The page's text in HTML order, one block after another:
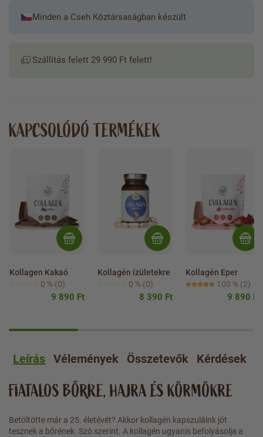
Minden a Cseh Köztársaságban készült
Szállítás felett 29 990 Ft felett!
KAPCSOLÓDÓ TERMÉKEK
Kollagen Kakaó
0 % (0)
9 890 Ft
Kollagén ízületekre
0 % (0)
8 390 Ft
Kollagén Eper
100 % (2)
9 890 Ft
Leírás Vélemények Összetevők Kérdések
FIATALOS BŐRRE, HAJRA ÉS KÖRMÖKRE
Betöltötte már a 25. életévét? Akkor kollagén kapszuláink jót
tesznek a bőrének. Szó szerint. A kollagén ugyanis befolyásolja a